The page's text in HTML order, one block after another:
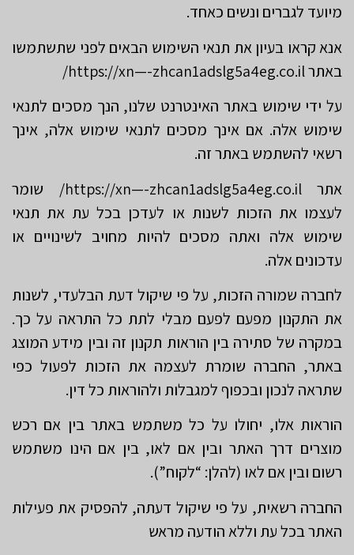
מיועד לגברים ונשים כאחד.
אנא קראו בעיון את תנאי השימוש הבאים לפני שתשתמשו
באתר https://xn—-zhcan1adslg5a4eg.co.il/
על ידי שימוש באתר האינטרנט שלנו, הנך מסכים לתנאי
שימוש אלה. אם אינך מסכים לתנאי שימוש אלה, אינך
רשאי להשתמש באתר זה.
אתר https://xn—-zhcan1adslg5a4eg.co.il/ שומר
לעצמו את הזכות לשנות או לעדכן בכל עת את תנאי
שימוש אלה ואתה מסכים להיות מחויב לשינויים או
עדכונים אלה.
לחברה שמורה הזכות, על פי שיקול דעת הבלעדי, לשנות
את התקנון מפעם לפעם מבלי לתת כל התראה על כך.
במקרה של סתירה בין הוראות תקנון זה ובין מידע המוצג
באתר, החברה שומרת לעצמה את הזכות לפעול כפי
שתראה לנכון ובכפוף למגבלות ולהוראות כל דין.
הוראות אלו, יחולו על כל משתמש באתר בין אם רכש
מוצרים דרך האתר ובין אם לאו, בין אם הינו משתמש
רשום ובין אם לאו (להלן: “לקוח”).
החברה רשאית, על פי שיקול דעתה, להפסיק את פעילות
האתר בכל עת וללא הודעה מראש